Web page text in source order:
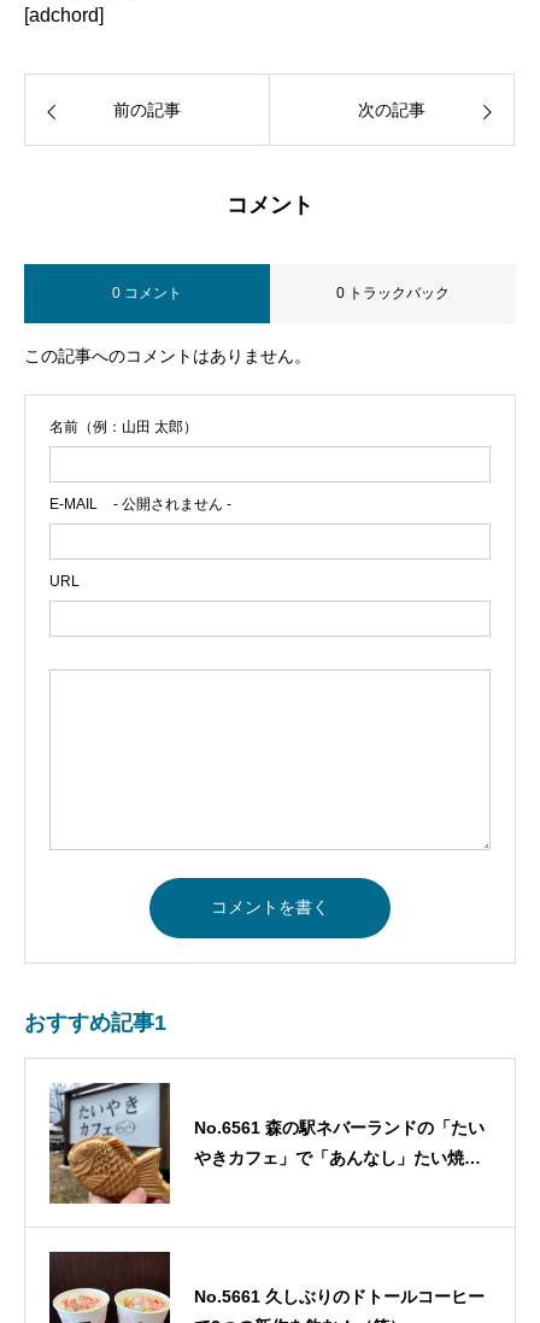
[adchord]
前の記事 次の記事
コメント
0 コメント 0 トラックバック
この記事へのコメントはありません。
名前（例：山田 太郎）
E-MAIL - 公開されません -
URL
おすすめ記事1
No.6561 森の駅ネバーランドの「たい
やきカフェ」で「あんなし」たい焼き
No.5661 久しぶりのドトールコーヒー